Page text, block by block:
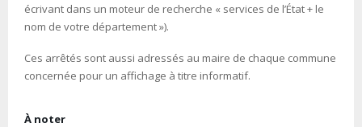
écrivant dans un moteur de recherche « services de l’État + le
nom de votre département »).
Ces arrêtés sont aussi adressés au maire de chaque commune
concernée pour un affichage à titre informatif.
À noter